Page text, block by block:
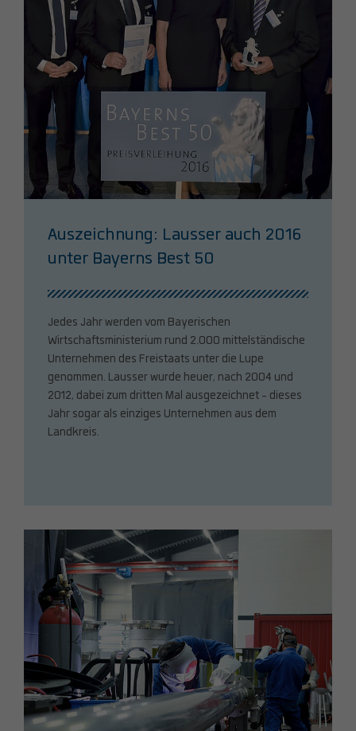
Auszeichnung: Lausser auch 2016
unter Bayerns Best 50
Jedes Jahr werden vom Bayerischen
Wirtschaftsministerium rund 2.000 mittelständische
Unternehmen des Freistaats unter die Lupe
genommen. Lausser wurde heuer, nach 2004 und
2012, dabei zum dritten Mal ausgezeichnet - dieses
Jahr sogar als einziges Unternehmen aus dem
Landkreis.